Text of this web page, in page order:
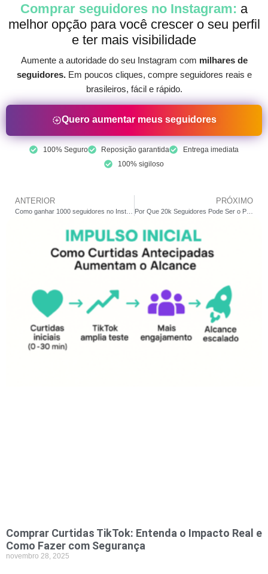
Comprar seguidores no Instagram: a
melhor opção para você crescer o seu perfil
e ter mais visibilidade
Aumente a autoridade do seu Instagram com milhares de
seguidores.Em poucos cliques, compre seguidores reais e
brasileiros, fácil e rápido.
Quero aumentar meus seguidores
100% Seguro Reposição garantida
Entrega imediata
100% sigiloso
ANTERIOR PRÓXIMO
Por Que 20k Seguidores Pode Ser o Ponto de Virada no Instagram
Comprar Curtidas TikTok: Entenda o Impacto Real e
Como Fazer com Segurança
novembro 28, 2025